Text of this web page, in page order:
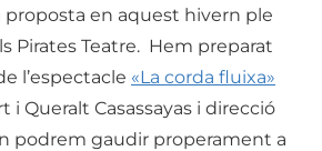
proposta en aquest hivern ple
Pirates Teatre. Hem preparat
l’espectacle «La corda fluixa»
i Queralt Casassayas i direcció
podrem gaudir properament a